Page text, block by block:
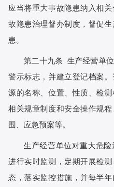
应当将重大事故隐患纳入相
故隐患治理督办制度，督促
患。
第二十九条 生产经营单
警示标志，并建立登记档案
源的名称、位置、性质、检测
相关规章制度和安全操作规
围、应急预案等。
生产经营单位对重大危险
进行实时监测，定期开展检
态，落实监控措施，并每半